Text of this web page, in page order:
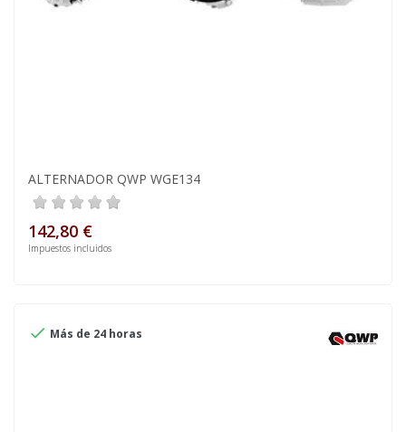
ALTERNADOR QWP WGE134
142,80 €
Impuestos incluidos
 Más de 24 horas